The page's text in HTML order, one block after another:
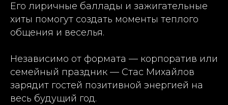
Его лиричные баллады и зажигательные
хиты помогут создать моменты теплого
общения и веселья.
Независимо от формата — корпоратив или
семейный праздник — Стас Михайлов
зарядит гостей позитивной энергией на
весь будущий год.